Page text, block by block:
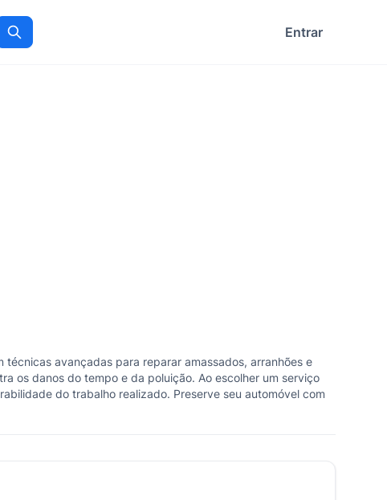
Procurar Entrar
avançadas para reparar amassados, arranhões e
os danos do tempo e da poluição. Ao escolher um serviço
do trabalho realizado. Preserve seu automóvel com